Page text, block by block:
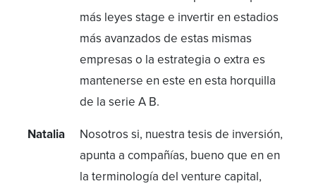
más leyes stage e invertir en estadios
más avanzados de estas mismas
empresas o la estrategia o extra es
mantenerse en este en esta horquilla
de la serie A B.
Natalia
Nosotros si, nuestra tesis de inversión,
apunta a compañías, bueno que en en
la terminología del venture capital,